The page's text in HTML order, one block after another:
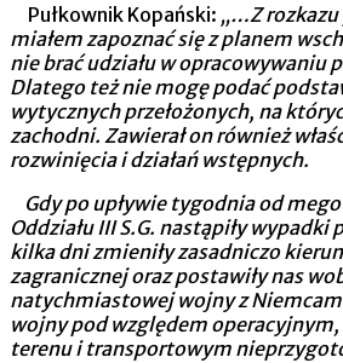
Pułkownik Kopański: „…Z rozkazu
miałem zapoznać się z planem
nie brać udziału w opracowywa­niu
Dlatego też nie mogę podać
wytycznych przełożonych, na
zachodni. Zawierał on również
rozwinięcia i działań wstępnych.
Gdy po upływie tygodnia od
Oddziału III S.G. nastąpiły
kilka dni zmieniły zasadniczo
zagranicznej oraz postawiły nas
natychmiastowej wojny z
wojny pod względem
terenu i transportowym